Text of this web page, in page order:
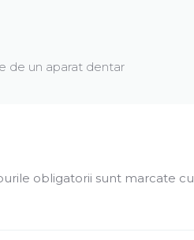
de un aparat dentar
obligatorii sunt marcate cu